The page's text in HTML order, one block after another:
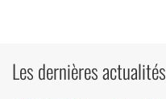
Les dernières actualités